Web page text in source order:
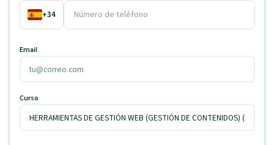
+34
Email
Curso